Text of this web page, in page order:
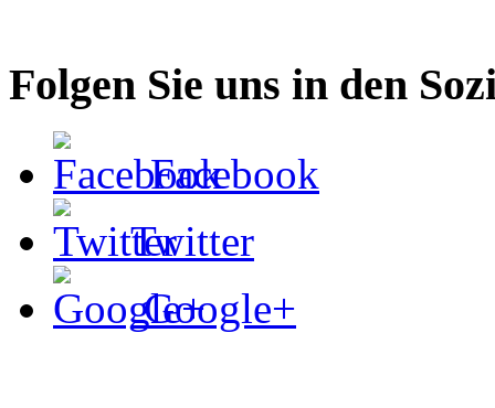
Folgen Sie uns in den
Facebook
Twitter
Google+